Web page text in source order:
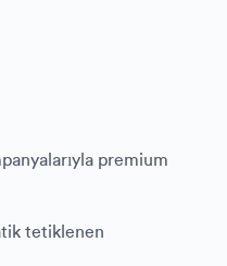
premium
tetiklenen